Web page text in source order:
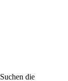
die